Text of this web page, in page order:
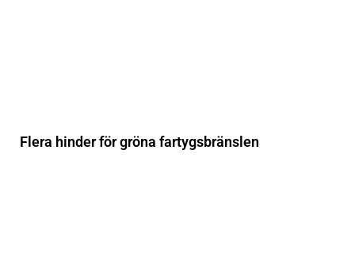
Flera hinder för gröna fartygsbränslen